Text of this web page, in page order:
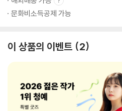
문화비소득공제 가능
이 상품의 이벤트 2